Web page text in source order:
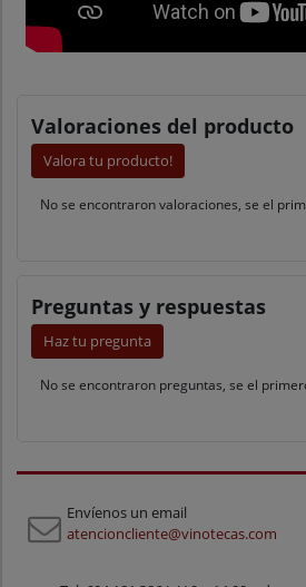
Valoraciones del producto
Valora tu producto!
No se encontraron valoraciones, se el
Preguntas y respuestas
Haz tu pregunta
No se encontraron preguntas, se el
Envíenos un email
atencioncliente@vinotecas.com